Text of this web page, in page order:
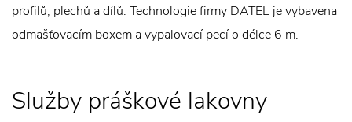
profilů, plechů a dílů. Technologie firmy DATEL je vybavena
odmašťovacím boxem a vypalovací pecí o délce 6 m.
Služby práškové lakovny